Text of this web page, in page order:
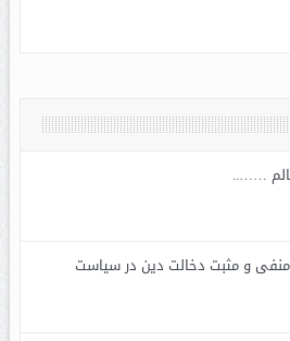
……..
و مثبت دخالت دین در سیاست